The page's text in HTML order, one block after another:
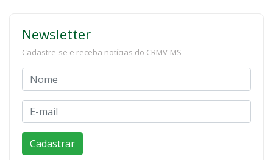
Newsletter
Cadastre-se e receba notícias do CRMV-MS